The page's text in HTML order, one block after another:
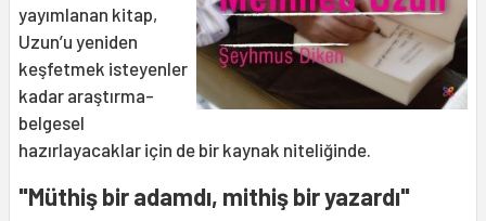
yayımlanan kitap,
Uzun’u yeniden
keşfetmek isteyenler
kadar araştırma-
belgesel
hazırlayacaklar için de bir kaynak niteliğinde.
"Müthiş bir adamdı, mithiş bir yazardı"